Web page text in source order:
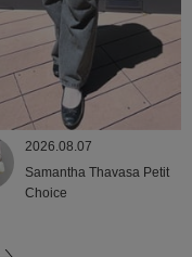
2026.08.07
Samantha Thavasa Petit
Choice